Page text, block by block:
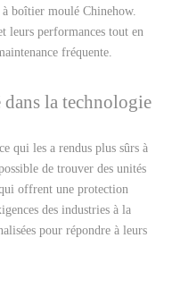
boîtier moulé Chinehow.
performances tout en
fréquente.
la technologie
qui les a rendus plus sûrs à
de trouver des unités
offrent une protection
des industries à la
pour répondre à leurs